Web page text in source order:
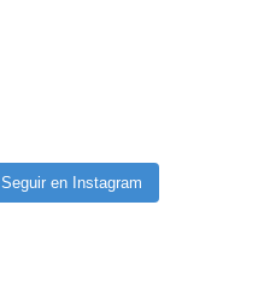
Seguir en Instagram